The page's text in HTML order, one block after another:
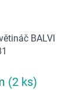
BALVI
(2 ks)